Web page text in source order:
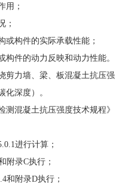
用；
；
或构件的实际承载性能；
构件的动力反映和动力性能。
力墙、梁、板混凝土抗压强
化深度）。
混凝土抗压强度技术规程》
进行计算；
附录C执行；
和附录D执行；